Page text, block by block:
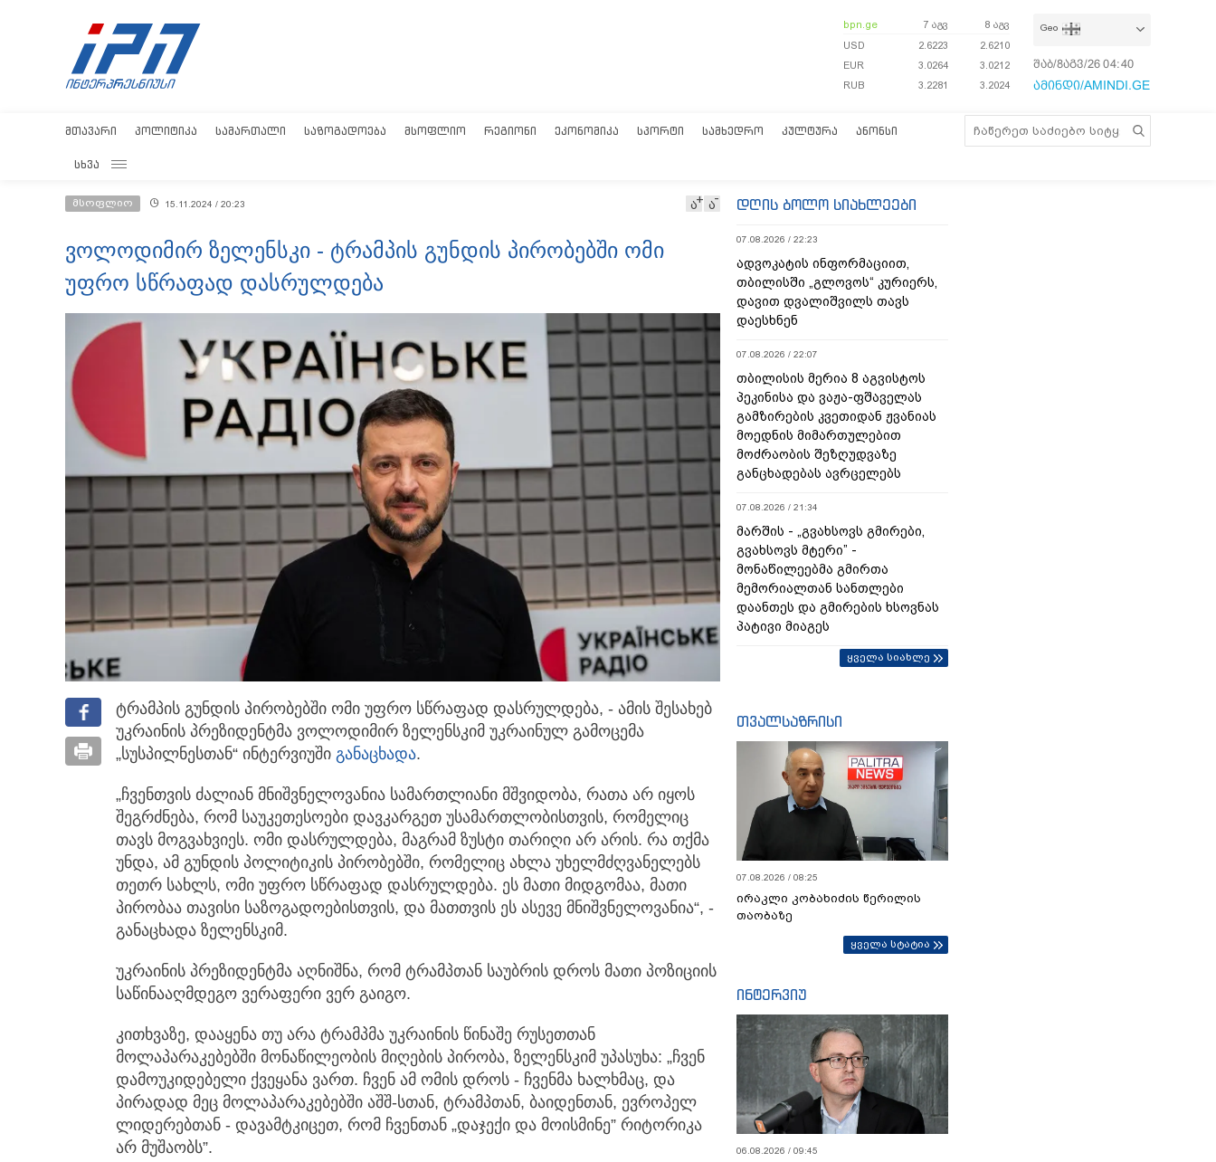
bpn.ge 7 აგვ
8 აგვ
USD
2.6223
2.6210
EUR
3.0264
3.0212
RUB
3.2281 3.2024
Geo
შაბ/8აგვ/26 04:40:48
ამინდი/AMINDI.GE
ᲛᲗᲐᲕᲐᲠᲘ ᲞᲝᲚᲘᲢᲘᲙᲐ ᲡᲐᲛᲐᲠᲗᲐᲚᲘ ᲡᲐᲖᲝᲒᲐᲓᲝᲔᲑᲐ ᲛᲡᲝᲤᲚᲘᲝ ᲠᲔᲒᲘᲝᲜᲘ ᲔᲙᲝᲜᲝᲛᲘᲙᲐ ᲡᲞᲝᲠᲢᲘ ᲡᲐᲛᲮᲔᲓᲠᲝ ᲙᲣᲚᲢᲣᲠᲐ ᲐᲜᲝᲜᲡᲘ
ᲡᲮᲕᲐ
მსოფლიო 15.11.2024 / 20:23 ა ა
ვოლოდიმირ ზელენსკი - ტრამპის გუნდის პირობებში ომი
უფრო სწრაფად დასრულდება
ტრამპის გუნდის პირობებში ომი უფრო სწრაფად დასრულდება, - ამის შესახებ
უკრაინის პრეზიდენტმა ვოლოდიმირ ზელენსკიმ უკრაინულ გამოცემა
„სუსპილნესთან“ ინტერვიუში განაცხადა.
„ჩვენთვის ძალიან მნიშვნელოვანია სამართლიანი მშვიდობა, რათა არ იყოს
შეგრძნება, რომ საუკეთესოები დავკარგეთ უსამართლობისთვის, რომელიც
თავს მოგვახვიეს. ომი დასრულდება, მაგრამ ზუსტი თარიღი არ არის. რა თქმა
უნდა, ამ გუნდის პოლიტიკის პირობებში, რომელიც ახლა უხელმძღვანელებს
თეთრ სახლს, ომი უფრო სწრაფად დასრულდება. ეს მათი მიდგომაა, მათი
პირობაა თავისი საზოგადოებისთვის, და მათთვის ეს ასევე მნიშვნელოვანია“, -
განაცხადა ზელენსკიმ.
უკრაინის პრეზიდენტმა აღნიშნა, რომ ტრამპთან საუბრის დროს მათი პოზიციის
საწინააღმდეგო ვერაფერი ვერ გაიგო.
კითხვაზე, დააყენა თუ არა ტრამპმა უკრაინის წინაშე რუსეთთან
მოლაპარაკებებში მონაწილეობის მიღების პირობა, ზელენსკიმ უპასუხა: „ჩვენ
დამოუკიდებელი ქვეყანა ვართ. ჩვენ ამ ომის დროს - ჩვენმა ხალხმაც, და
პირადად მეც მოლაპარაკებებში აშშ-სთან, ტრამპთან, ბაიდენთან, ევროპელ
ლიდერებთან - დავამტკიცეთ, რომ ჩვენთან „დაჯექი და მოისმინე” რიტორიკა
არ მუშაობს”.
დღის ბოლო სიახლეები
07.08.2026 / 22:23
ადვოკატის ინფორმაციით,
თბილისში „გლოვოს“ კურიერს,
დავით დვალიშვილს თავს
დაესხნენ
07.08.2026 / 22:07
თბილისის მერია 8 აგვისტოს
პეკინისა და ვაჟა-ფშაველას
გამზირების კვეთიდან ჟვანიას
მოედნის მიმართულებით
მოძრაობის შეზღუდვაზე
განცხადებას ავრცელებს
07.08.2026 / 21:34
მარშის - „გვახსოვს გმირები,
გვახსოვს მტერი” -
მონაწილეებმა გმირთა
მემორიალთან სანთლები
დაანთეს და გმირების ხსოვნას
პატივი მიაგეს
ყველა სიახლე
თვალსაზრისი
07.08.2026 / 08:25
ირაკლი კობახიძის წერილის
თაობაზე
ყველა სტატია
ინტერვიუ
06.08.2026 / 09:45